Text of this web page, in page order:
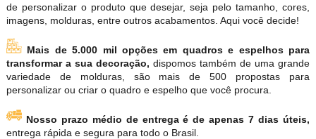
de personalizar o produto que desejar, seja pelo tamanho, cores,
imagens, molduras, entre outros acabamentos. Aqui você decide!
Mais de 5.000 mil opções em quadros e espelhos para
transformar a sua decoração, dispomos também de uma grande
variedade de molduras, são mais de 500 propostas para
personalizar ou criar o quadro e espelho que você procura.
Nosso prazo médio de entrega é de apenas 7 dias úteis,
entrega rápida e segura para todo o Brasil.